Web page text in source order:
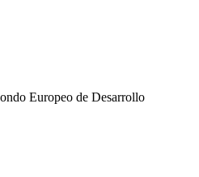
Europeo de Desarrollo